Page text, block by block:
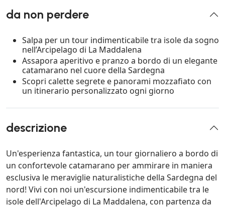
da non perdere
Salpa per un tour indimenticabile tra isole da sogno
nell’Arcipelago di La Maddalena
Assapora aperitivo e pranzo a bordo di un elegante
catamarano nel cuore della Sardegna
Scopri calette segrete e panorami mozzafiato con
un itinerario personalizzato ogni giorno
descrizione
Un'esperienza fantastica, un tour giornaliero a bordo di
un confortevole catamarano per ammirare in maniera
esclusiva le meraviglie naturalistiche della Sardegna del
nord! Vivi con noi un'escursione indimenticabile tra le
isole dell'Arcipelago di La Maddalena, con partenza da